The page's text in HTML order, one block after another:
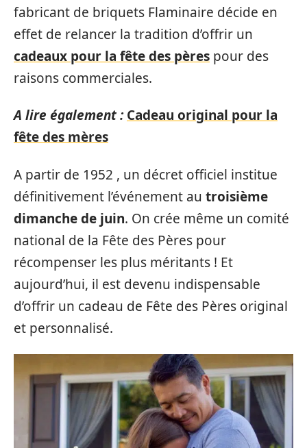
fabricant de briquets Flaminaire décide en
effet de relancer la tradition d’offrir un
cadeaux pour la fête des pères pour des
raisons commerciales.
A lire également : Cadeau original pour la
fête des mères
A partir de 1952 , un décret officiel institue
définitivement l’événement au troisième
dimanche de juin. On crée même un comité
national de la Fête des Pères pour
récompenser les plus méritants ! Et
aujourd’hui, il est devenu indispensable
d’offrir un cadeau de Fête des Pères original
et personnalisé.